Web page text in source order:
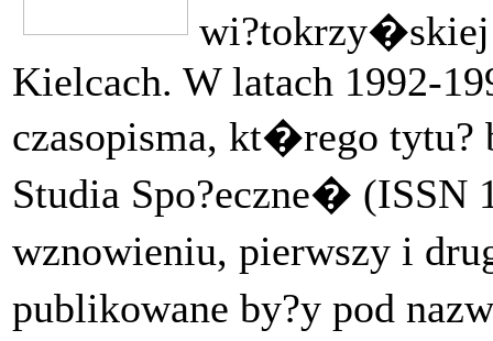
wi?tokrzy�skiej
Kielcach. W latach 1992-
czasopisma, kt�rego
Studia Spo?eczne� (ISSN
wznowieniu, pierwszy i
publikowane by?y pod